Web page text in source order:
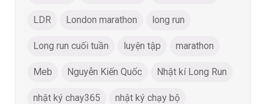
LDR London marathon long run
Long run cuối tuần luyện tập marathon
Meb Nguyễn Kiến Quốc Nhật kí Long Run
nhật ký chay365 nhật ký chạy bộ